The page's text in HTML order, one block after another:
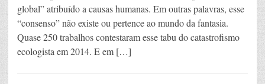
global” atribuído a causas humanas. Em outras palavras, esse
“consenso” não existe ou pertence ao mundo da fantasia.
Quase 250 trabalhos contestaram esse tabu do catastrofismo
ecologista em 2014. E em […]